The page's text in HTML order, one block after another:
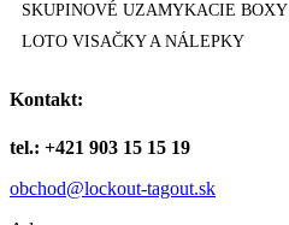
SKUPINOVÉ UZAMYKACIE BOXY
LOTO VISAČKY A NÁLEPKY
Kontakt:
tel.: +421 903 15 15 19
obchod@lockout-tagout.sk